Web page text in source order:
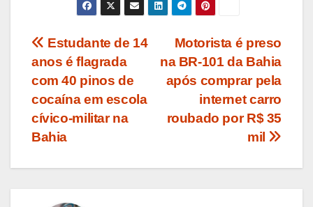
Navegação
de
Post
Motorista é preso
na BR-101 da Bahia
após comprar pela
internet carro
roubado por R$ 35
mil
Estudante de 14
anos é flagrada
com 40 pinos de
cocaína em escola
cívico-militar na
Bahia